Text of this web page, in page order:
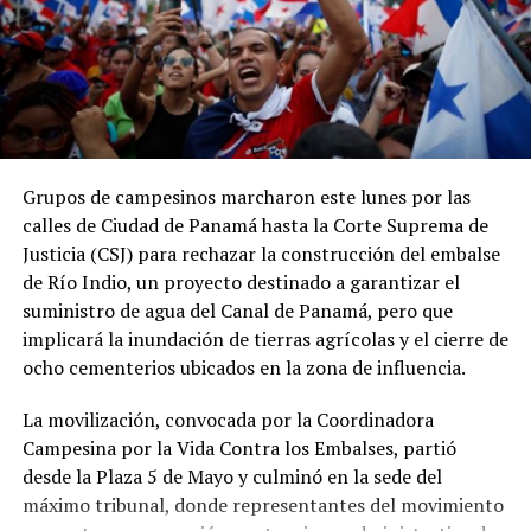
ADVERTISEMENT
Los datos coinciden con las estadísticas del Ministerio
de Economía y Finanzas (MEF), que muestran una
tendencia descendente en los ingresos del Gobierno
Central. La relación entre los ingresos tributarios y el
PIB pasó de 13 % en 2012 a 7.1 % en 2025, mientras que
los ingresos totales del Gobierno Central disminuyeron
de 18.7 % a 11.7 % en el mismo período.
Especialistas consultados atribuyen este desempeño a la
amplia cantidad de incentivos y exoneraciones fiscales
vigentes en el país.
Grupos de campesinos marcharon este lunes por las
calles de Ciudad de Panamá hasta la Corte Suprema de
Justicia (CSJ) para rechazar la construcción del embalse
de Río Indio, un proyecto destinado a garantizar el
suministro de agua del Canal de Panamá, pero que
implicará la inundación de tierras agrícolas y el cierre de
ocho cementerios ubicados en la zona de influencia.
La movilización, convocada por la Coordinadora
Campesina por la Vida Contra los Embalses, partió
desde la Plaza 5 de Mayo y culminó en la sede del
máximo tribunal, donde representantes del movimiento